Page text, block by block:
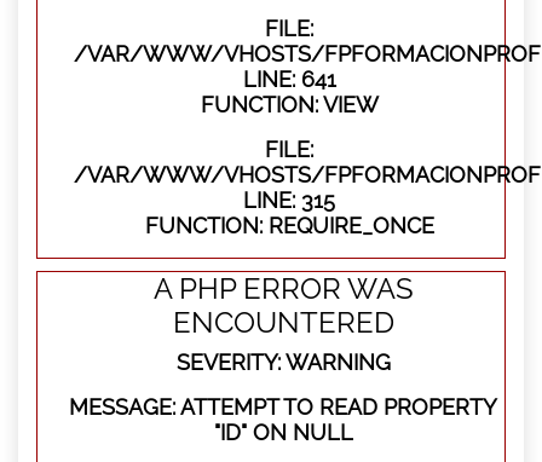
FILE:
/VAR/WWW/VHOSTS/
LINE: 641
FUNCTION: VIEW
FILE:
/VAR/WWW/VHOSTS/
LINE: 315
FUNCTION: REQUIRE_ONCE
A PHP ERROR WAS
ENCOUNTERED
SEVERITY: WARNING
MESSAGE: ATTEMPT TO READ PROPERTY
"ID" ON NULL